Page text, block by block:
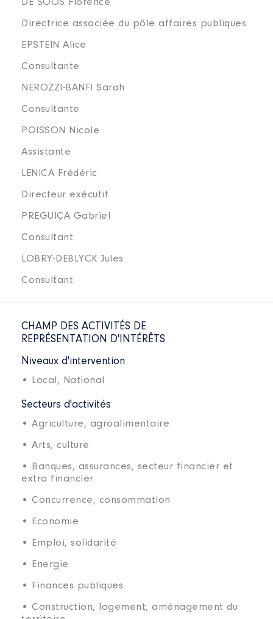
DE SOOS Florence
Directrice associée du pôle affaires publiques
EPSTEIN Alice
Consultante
NEROZZI-BANFI Sarah
Consultante
POISSON Nicole
Assistante
LENICA Frédéric
Directeur exécutif
PREGUIÇA Gabriel
Consultant
LOBRY-DEBLYCK Jules
Consultant
CHAMP DES ACTIVITÉS DE
REPRÉSENTATION D'INTÉRÊTS
Niveaux d'intervention
• Local, National
Secteurs d'activités
• Agriculture, agroalimentaire
• Arts, culture
• Banques, assurances, secteur financier et
extra financier
• Concurrence, consommation
• Economie
• Emploi, solidarité
• Energie
• Finances publiques
• Construction, logement, aménagement du